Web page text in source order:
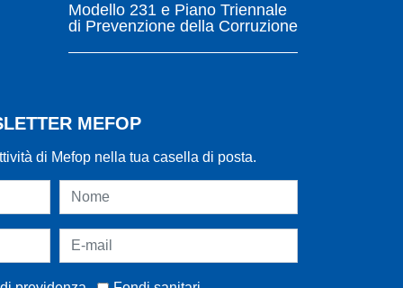
Modello 231 e Piano Triennale
di Prevenzione della Corruzione
MEFOP
di Mefop nella tua casella di posta.